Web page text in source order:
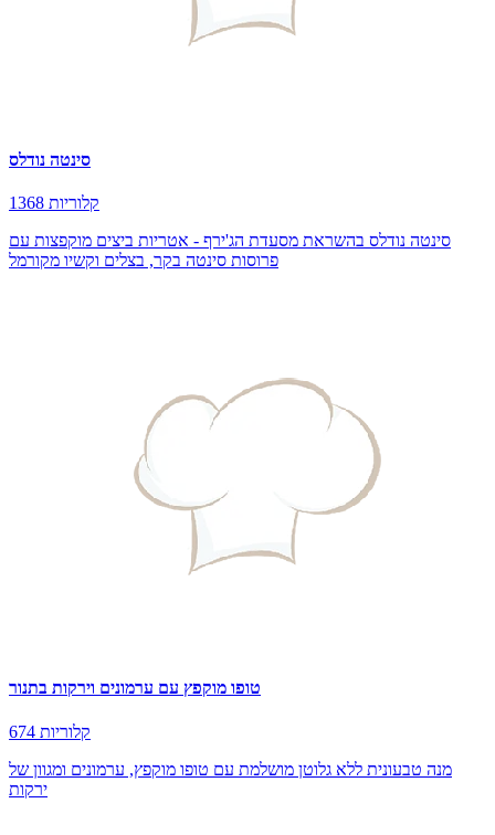
סינטה נודלס
1368 קלוריות
סינטה נודלס בהשראת מסעדת הג'ירף - אטריות ביצים מוקפצות עם
פרוסות סינטה בקר, בצלים וקשיו מקורמל
טופו מוקפץ עם ערמונים וירקות בתנור
674 קלוריות
מנה טבעונית ללא גלוטן מושלמת עם טופו מוקפץ, ערמונים ומגוון של
ירקות